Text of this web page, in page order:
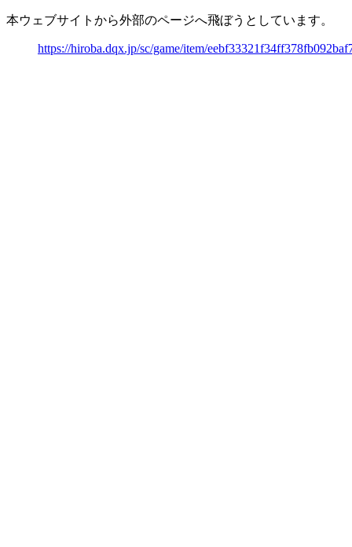
本ウェブサイトから外部のページへ飛ぼうとしています。
https://hiroba.dqx.jp/sc/game/item/